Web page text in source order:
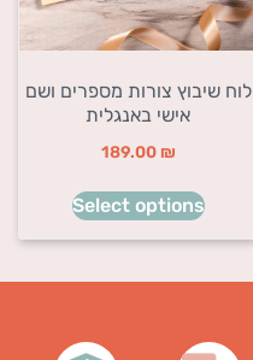
לוח שיבוץ צורות מספרים ושם
אישי באנגלית
189.00 ₪
Select options